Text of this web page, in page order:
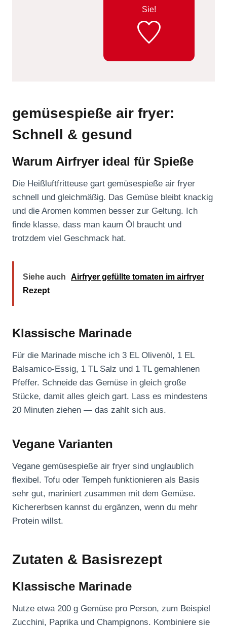
Sie!
gemüsespieße air fryer:
Schnell & gesund
Warum Airfryer ideal für Spieße
Die Heißluftfritteuse gart gemüsespieße air fryer
schnell und gleichmäßig. Das Gemüse bleibt knackig
und die Aromen kommen besser zur Geltung. Ich
finde klasse, dass man kaum Öl braucht und
trotzdem viel Geschmack hat.
Siehe auch
Airfryer gefüllte tomaten im airfryer
Rezept
Klassische Marinade
Für die Marinade mische ich 3 EL Olivenöl, 1 EL
Balsamico‑Essig, 1 TL Salz und 1 TL gemahlenen
Pfeffer. Schneide das Gemüse in gleich große
Stücke, damit alles gleich gart. Lass es mindestens
20 Minuten ziehen — das zahlt sich aus.
Vegane Varianten
Vegane gemüsespieße air fryer sind unglaublich
flexibel. Tofu oder Tempeh funktionieren als Basis
sehr gut, mariniert zusammen mit dem Gemüse.
Kichererbsen kannst du ergänzen, wenn du mehr
Protein willst.
Zutaten & Basisrezept
Klassische Marinade
Nutze etwa 200 g Gemüse pro Person, zum Beispiel
Zucchini, Paprika und Champignons. Kombiniere sie